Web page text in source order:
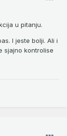
u pitanju.
I jeste bolji. Ali i
sjajno kontrolise